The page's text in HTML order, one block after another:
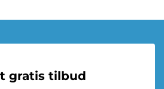
gratis tilbud